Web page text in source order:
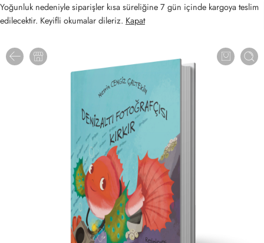
Yoğunluk nedeniyle siparişler kısa süreliğine 7 gün içinde kargoya teslim
edilecektir. Keyifli okumalar dileriz. Kapat